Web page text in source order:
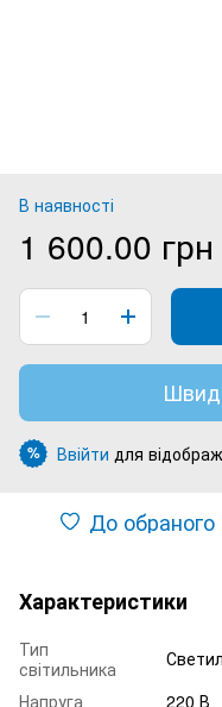
В наявності
1 600.00 грн
% Ввійти для
До обраного
Характеристики
Тип
світильника
Напруга
220 В